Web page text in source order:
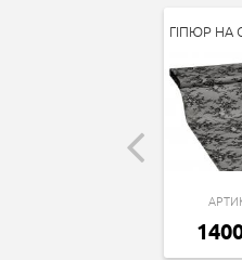
ГІПЮР НА